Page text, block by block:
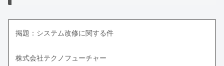
掲題：システム改修に関する件
株式会社テクノフューチャー